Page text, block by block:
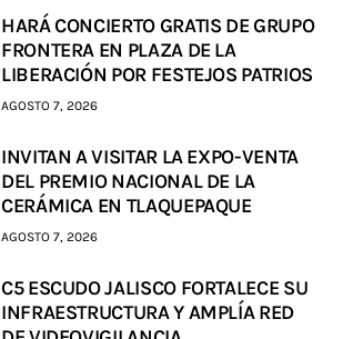
HARÁ CONCIERTO GRATIS DE GRUPO
FRONTERA EN PLAZA DE LA
LIBERACIÓN POR FESTEJOS PATRIOS
AGOSTO 7, 2026
INVITAN A VISITAR LA EXPO-VENTA
DEL PREMIO NACIONAL DE LA
CERÁMICA EN TLAQUEPAQUE
AGOSTO 7, 2026
C5 ESCUDO JALISCO FORTALECE SU
INFRAESTRUCTURA Y AMPLÍA RED